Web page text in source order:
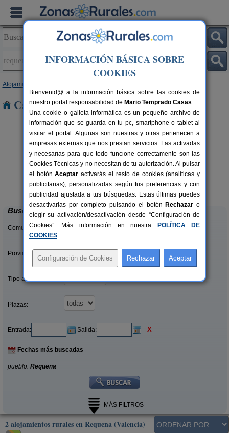
Alojamientos
Casas Rurales en Requena
4 pers.
desde40 €
Cabaña del Lago
Anna (Valencia)
Buscar
Comunidades:
Provincias/Islas:
Tipo alquiler:
Plazas:
Entrada: Salida: X
Fechas más buscadas
pueblo: Requena
MÁS FILTROS
2 alojamientos rurales en Requena (Valencia)
INFORMACIÓN BÁSICA SOBRE
COOKIES
Bienvenid@ a la información básica sobre las cookies de
nuestro portal responsabilidad de Mario Temprado Casas.
Una cookie o galleta informática es un pequeño archivo de
información que se guarda en tu pc, smartphone o tablet al
visitar el portal. Algunas son nuestras y otras pertenecen a
empresas externas que nos prestan servicios. Las activadas
y necesarias para que todo funcione correctamente son las
Cookies Técnicas y no necesitan de tu autorización. Al pulsar
el botónAceptar activarás el resto de cookies (analíticas y
publicitarias), personalizadas según tus preferencias y con
publicidad ajustada a tus búsquedas. Estas últimas puedes
desactivarlas por completo pulsando el botón Rechazar o
elegir su activación/desactivación desde “Configuración de
Cookies”. Más información en nuestra
POLÍTICA DE
COOKIES.